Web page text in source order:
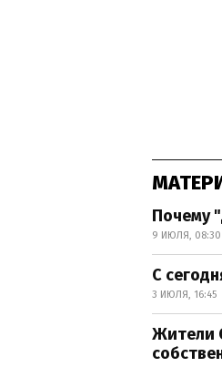
Почему
9 ИЮЛЯ, 08:30
С
3 ИЮЛЯ, 16:45
Жители